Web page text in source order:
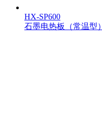
HX-SP600
石墨电热板（常温型）